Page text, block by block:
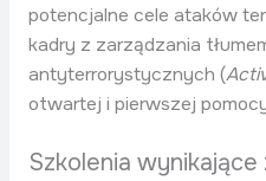
potencjalne cele ataków
kadry z zarządzania
antyterrorystycznych (
otwartej i pierwszej
Szkolenia